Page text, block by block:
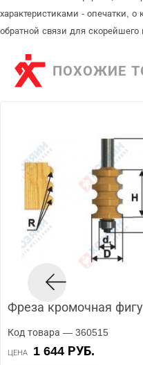
характеристиками - опечатки,
обратной связи для скорейшего
ПОХОЖИЕ
Фреза кромочная
Код товара — 360515
ЦЕНА 1 644 РУБ.